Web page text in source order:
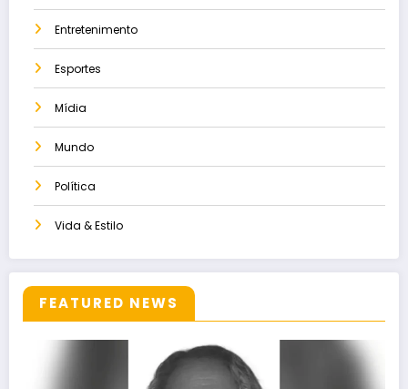
Entretenimento
Esportes
Mídia
Mundo
Política
Vida & Estilo
FEATURED NEWS